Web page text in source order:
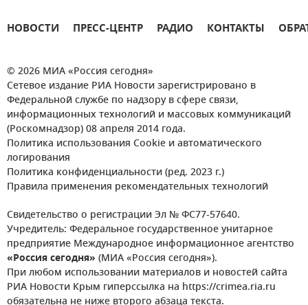
НОВОСТИ ПРЕСС-ЦЕНТР РАДИО КОНТАКТЫ
© 2026 МИА «Россия сегодня»
Сетевое издание РИА Новости зарегистрировано в
Федеральной службе по надзору в сфере связи,
информационных технологий и массовых коммуникаций
(Роскомнадзор) 08 апреля 2014 года.
Политика использования Cookie и автоматического
логирования
Политика конфиденциальности (ред. 2023 г.)
Правила применения рекомендательных технологий
Свидетельство о регистрации Эл № ФС77-57640.
Учредитель: Федеральное государственное унитарное
предприятие Международное информационное агентство
«Россия сегодня» (МИА «Россия сегодня»).
При любом использовании материалов и новостей сайта
РИА Новости Крым гиперссылка на https://crimea.ria.ru